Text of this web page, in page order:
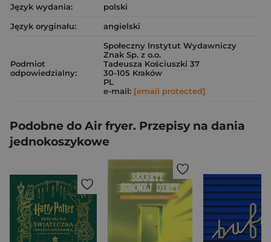
Język wydania:
polski
Język oryginału:
angielski
Podmiot
odpowiedzialny:
Społeczny Instytut Wydawniczy
Znak Sp. z o.o.
Tadeusza Kościuszki 37
30-105 Kraków
PL
e-mail: [email protected]
Podobne do Air fryer. Przepisy na dania
jednokoszykowe